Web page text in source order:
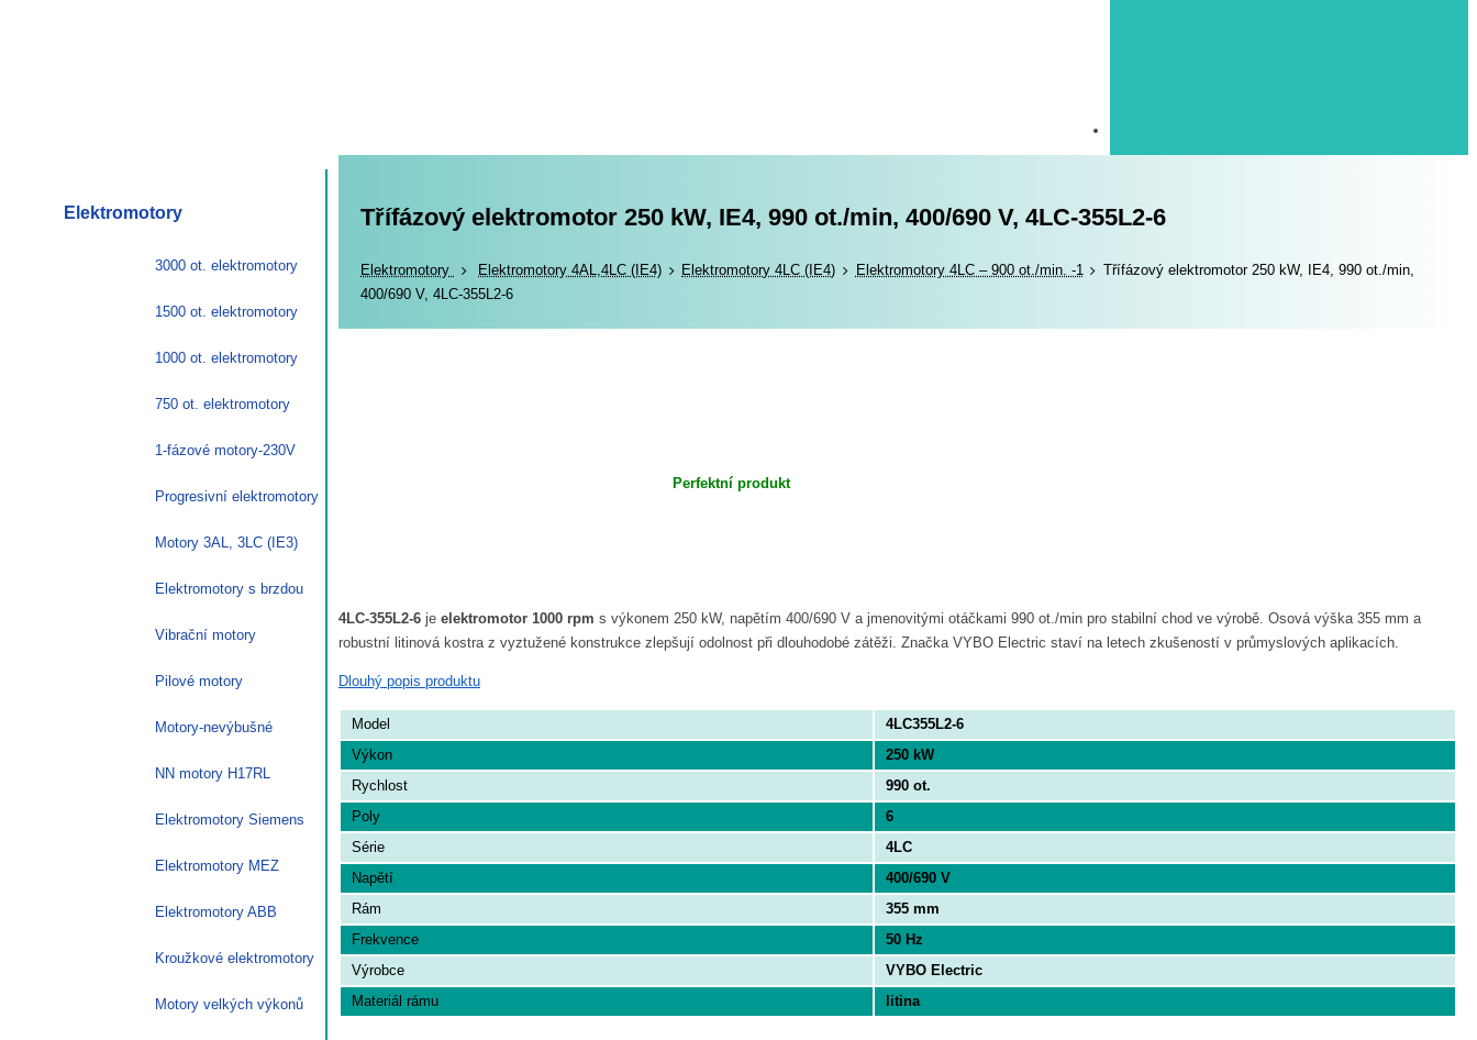
Třífázový elektromotor 250 kW, IE4, 990 ot./min, 400/690 V, 4LC-355L2-6
Elektromotory Elektromotory
Elektromotory 4AL,4LC (IE4) Elektromotory 4LC (IE4) Elektromotory 4LC – 900 ot./min. -1
Třífázový elektromotor 250 kW, IE4, 990 ot./min,
400/690 V, 4LC-355L2-6
Perfektní produkt
4LC-355L2-6 je elektromotor 1000 rpm s výkonem 250 kW, napětím 400/690 V a jmenovitými otáčkami 990 ot./min pro stabilní chod ve výrobě. Osová výška 355 mm a
robustní litinová kostra z vyztužené konstrukce zlepšují odolnost při dlouhodobé zátěži. Značka VYBO Electric staví na letech zkušeností v průmyslových aplikacích.
Dlouhý popis produktu
Model
4LC355L2-6
Výkon
250 kW
Rychlost
990 ot.
Poly
6
Série
4LC
Napětí
400/690 V
Rám
355 mm
Frekvence
50 Hz
Výrobce
VYBO Electric
Materiál rámu
litina
Elektromotory
3000 ot. elektromotory
1500 ot. elektromotory
1000 ot. elektromotory
750 ot. elektromotory
1-fázové motory-230V
Progresivní elektromotory
Motory 3AL, 3LC (IE3)
Elektromotory s brzdou
Vibrační motory
Pilové motory
Motory-nevýbušné
NN motory H17RL
Elektromotory Siemens
Elektromotory MEZ
Elektromotory ABB
Kroužkové elektromotory
Motory velkých výkonů